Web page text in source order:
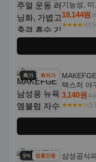
기능성, 미
이트, 퍼플
18,144원
★★★★⭐
특가 최저가
텍스처 야
자, NYC
3,140원쿠
★★★★☆
5% 할인정품인증
삼성공식